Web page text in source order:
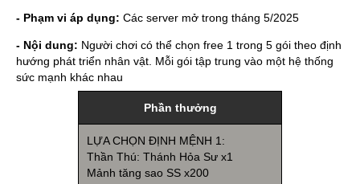
- Phạm vi áp dụng: Các server mở trong tháng 5/2025
- Nội dung: Người chơi có thể chọn free 1 trong 5 gói theo định
hướng phát triển nhân vật. Mỗi gói tập trung vào một hệ thống
sức mạnh khác nhau
Phần thưởng
LỰA CHỌN ĐỊNH MỆNH 1:
Thần Thú: Thánh Hỏa Sư x1
Mảnh tăng sao SS x200